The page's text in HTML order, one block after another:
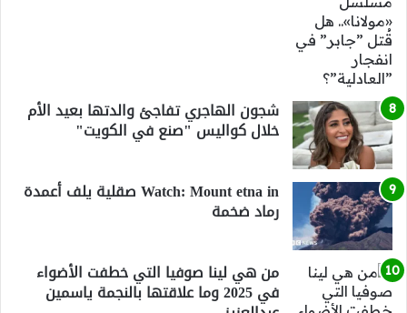
شجون الهاجري تفاجئ والدتها بعيد الأم
خلال كواليس "صنع في الكويت"
Watch: Mount etna in صقلية يلف أعمدة
رماد ضخمة
من هي لينا صوفيا التي خطفت الأضواء
في 2025 وما علاقتها بالنجمة ياسمين